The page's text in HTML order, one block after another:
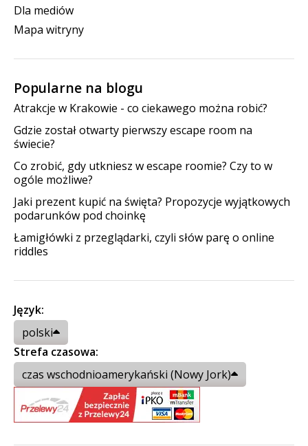
Dla mediów
Mapa witryny
Popularne na blogu
Atrakcje w Krakowie - co ciekawego można robić?
Gdzie został otwarty pierwszy escape room na
świecie?
Co zrobić, gdy utkniesz w escape roomie? Czy to w
ogóle możliwe?
Jaki prezent kupić na święta? Propozycje wyjątkowych
podarunków pod choinkę
Łamigłówki z przeglądarki, czyli słów parę o online
riddles
Język:
polski
Strefa czasowa:
czas wschodnioamerykański (Nowy Jork)